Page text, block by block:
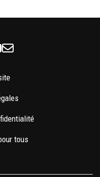
Youtube
Newsletter
tous